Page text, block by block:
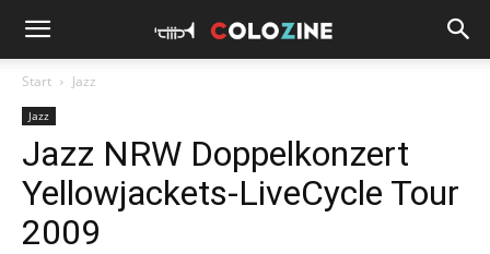
Start Jazz
Jazz
Jazz NRW Doppelkonzert
Yellowjackets-LiveCycle Tour
2009